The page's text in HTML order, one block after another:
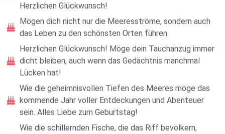
Herzlichen Glückwunsch!
Mögen dich nicht nur die Meeresströme, sondern auch
das Leben zu den schönsten Orten führen.
Herzlichen Glückwunsch! Möge dein Tauchanzug immer
dicht bleiben, auch wenn das Gedächtnis manchmal
Lücken hat!
Wie die geheimnisvollen Tiefen des Meeres möge das
kommende Jahr voller Entdeckungen und Abenteuer
sein. Alles Liebe zum Geburtstag!
Wie die schillernden Fische, die das Riff bevölkern,